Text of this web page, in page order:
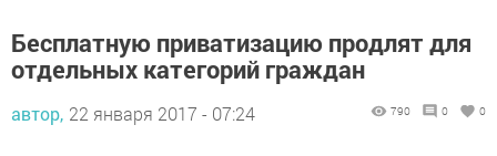
Бесплатную приватизацию продлят для
отдельных категорий граждан
автор, 22 января 2017 - 07:24 790 0 0